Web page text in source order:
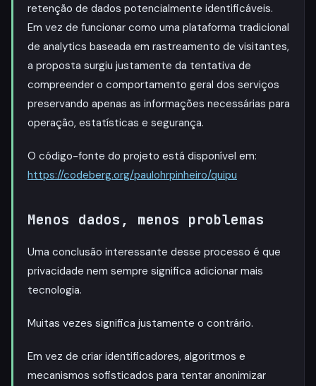
retenção de dados potencialmente identificáveis.
Em vez de funcionar como uma plataforma tradicional
de analytics baseada em rastreamento de visitantes,
a proposta surgiu justamente da tentativa de
compreender o comportamento geral dos serviços
preservando apenas as informações necessárias para
operação, estatísticas e segurança.
O código-fonte do projeto está disponível em:
https://codeberg.org/paulohrpinheiro/quipu
Menos dados, menos problemas
Uma conclusão interessante desse processo é que
privacidade nem sempre significa adicionar mais
tecnologia.
Muitas vezes significa justamente o contrário.
Em vez de criar identificadores, algoritmos e
mecanismos sofisticados para tentar anonimizar